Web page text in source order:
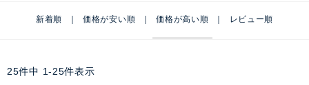
新着順 価格が安い順 価格が高い順 レビュー順
25件中 1-25件表示